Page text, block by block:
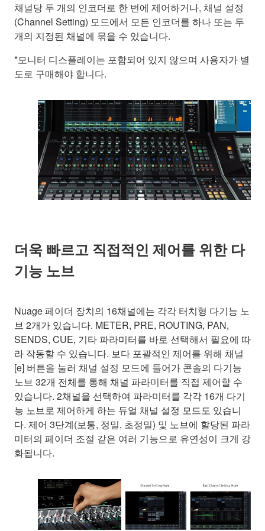
채널당 두 개의 인코더로 한 번에 제어하거나, 채널 설정
(Channel Setting) 모드에서 모든 인코더를 하나 또는 두
개의 지정된 채널에 묶을 수 있습니다.
*모니터 디스플레이는 포함되어 있지 않으며 사용자가 별
도로 구매해야 합니다.
더욱 빠르고 직접적인 제어를 위한 다
기능 노브
Nuage 페이더 장치의 16채널에는 각각 터치형 다기능 노
브 2개가 있습니다. METER, PRE, ROUTING, PAN,
SENDS, CUE, 기타 파라미터를 바로 선택해서 필요에 따
라 작동할 수 있습니다. 보다 포괄적인 제어를 위해 채널
[e] 버튼을 눌러 채널 설정 모드에 들어가 콘솔의 다기능
노브 32개 전체를 통해 채널 파라미터를 직접 제어할 수
있습니다. 2채널을 선택하여 파라미터를 각각 16개 다기
능 노브로 제어하게 하는 듀얼 채널 설정 모드도 있습니
다. 제어 3단계(보통, 정밀, 초정밀) 및 노브에 할당된 파라
미터의 페이더 조절 같은 여러 기능으로 유연성이 크게 강
화됩니다.